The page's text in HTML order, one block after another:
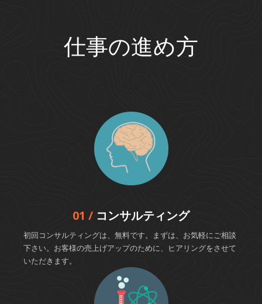
仕事の進め方
01 / コンサルティング
初回コンサルティングは、無料です。まずは、お気軽にご相談
下さい。お客様の売上げアップのために、ヒアリングをさせて
いただきます。